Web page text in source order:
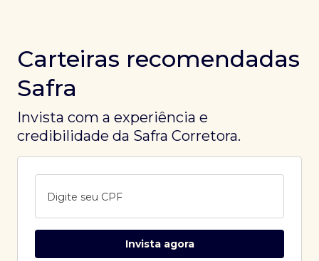
Carteiras recomendadas
Safra
Invista com a experiência e
credibilidade da Safra Corretora.
Digite seu CPF
Invista agora